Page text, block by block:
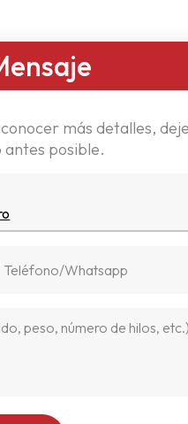
más detalles,
antes posible.